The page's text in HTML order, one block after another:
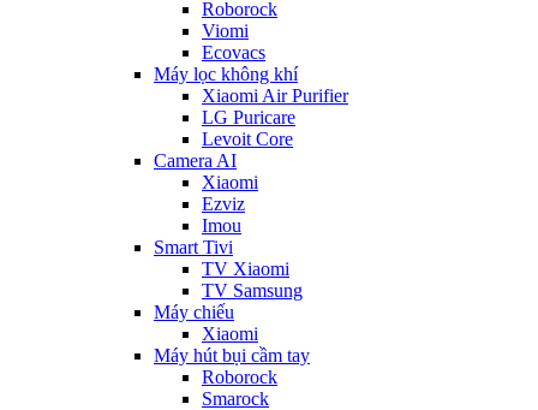
Roborock
Viomi
Ecovacs
Máy lọc không khí
Xiaomi Air Purifier
LG Puricare
Levoit Core
Camera AI
Xiaomi
Ezviz
Imou
Smart Tivi
TV Xiaomi
TV Samsung
Máy chiếu
Xiaomi
Máy hút bụi cầm tay
Roborock
Smarock